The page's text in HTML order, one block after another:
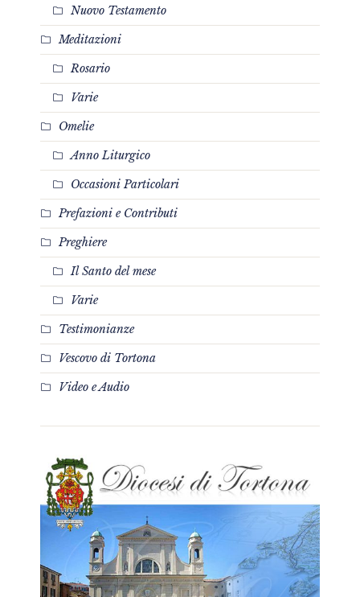
Nuovo Testamento
Meditazioni
Rosario
Varie
Omelie
Anno Liturgico
Occasioni Particolari
Prefazioni e Contributi
Preghiere
Il Santo del mese
Varie
Testimonianze
Vescovo di Tortona
Video e Audio